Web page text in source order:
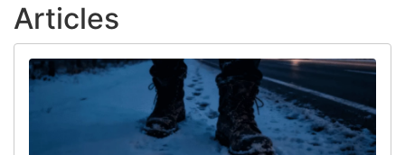
Articles